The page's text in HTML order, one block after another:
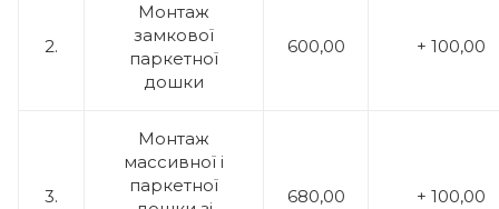
2.
Монтаж
замкової
паркетної
дошки
600,00 + 100,00
3.
Монтаж
массивної і
паркетної
680,00 + 100,00